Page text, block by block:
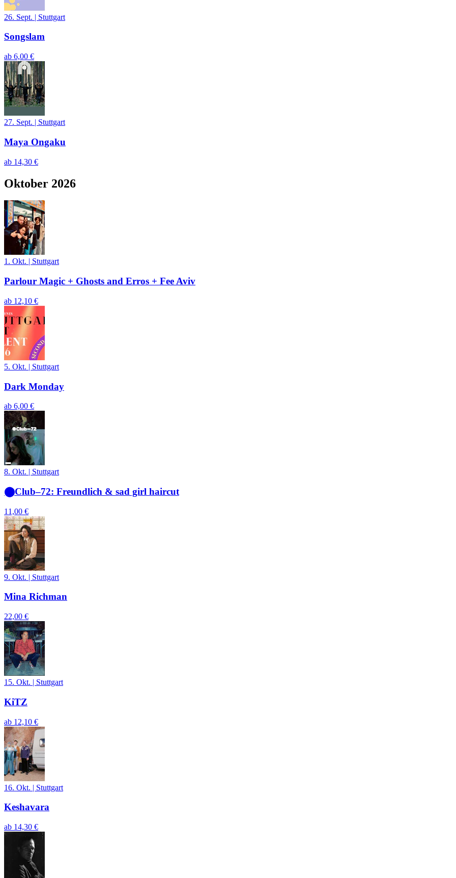
26. Sept. | Stuttgart
Songslam
ab 6,00 €
27. Sept. | Stuttgart
Maya Ongaku
ab 14,30 €
Oktober 2026
1. Okt. | Stuttgart
Parlour Magic + Ghosts and Erros + Fee Aviv
ab 12,10 €
5. Okt. | Stuttgart
Dark Monday
ab 6,00 €
8. Okt. | Stuttgart
⬤Club–72: Freundlich & sad girl haircut
11,00 €
9. Okt. | Stuttgart
Mina Richman
22,00 €
15. Okt. | Stuttgart
KiTZ
ab 12,10 €
16. Okt. | Stuttgart
Keshavara
ab 14,30 €